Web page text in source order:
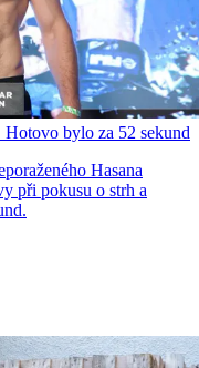
bylo za 52 sekund
Hasana
při pokusu o strh a